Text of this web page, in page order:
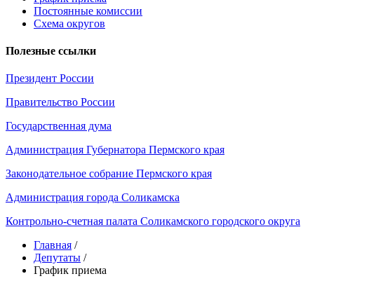
Постоянные комиссии
Схема округов
Полезные ссылки
Президент России
Правительство России
Государственная дума
Администрация Губернатора Пермского края
Законодательное собрание Пермского края
Администрация города Соликамска
Контрольно-счетная палата Соликамского городского округа
Главная /
Депутаты /
График приема